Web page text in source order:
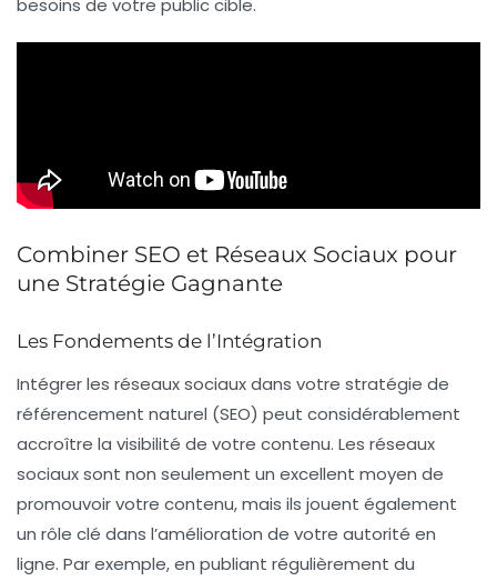
besoins de votre public cible.
Combiner SEO et Réseaux Sociaux pour
une Stratégie Gagnante
Les Fondements de l’Intégration
Intégrer les réseaux sociauxdans votre stratégie de
référencement naturel (SEO) peut considérablement
accroître la visibilité de votre contenu. Les réseaux
sociaux sont non seulement un excellent moyen de
promouvoir votre contenu, mais ils jouent également
un rôle clé dans l’amélioration de votre autorité en
ligne. Par exemple, en publiant régulièrement du